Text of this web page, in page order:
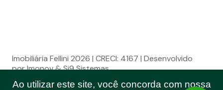
Ao utilizar este site, você concorda com nossa
Imobiliária Fellini 2026 | CRECI: 4167 | Desenvolvido
por Imonov & Si9 Sistemas